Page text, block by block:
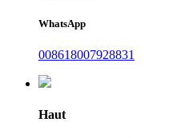
WhatsApp
008618007928831
Haut